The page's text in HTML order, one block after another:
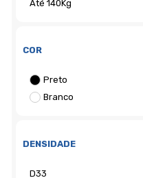
COR
DENSIDADE